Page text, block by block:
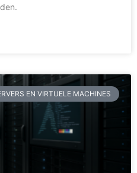
EN VIRTUELE MACHINES